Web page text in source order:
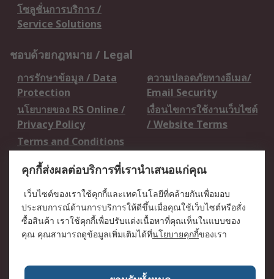
โซลูชั่นการบริการ /
Service Solutions
ชอบด้วยกฎหมาย / Legal
การรักษาข้อมูล / Data
Protection
ความปลอดภัยทางอีเมล/
Email Security
นโยบายของ RS Online /
Privacy Policy
เงื่อนไขการใช้งานเว็บไซต์
/ Website Terms
Terms and Conditions
เกี่ยวกับ RS / About RS
RS ทั่วโลก / RS
Worldwide
ข่าวประชาสัมพันธ์ / Press
Centre
บริษัทในเครือ RS /
วิธีการชำระเงิน /
เกี่ยวกับ RS / About RS
อาชีพที่ RS / Careers
คุกกี้ส่งผลต่อบริการที่เรานำเสนอแก่คุณ
เว็บไซต์ของเราใช้คุกกี้และเทคโนโลยีที่คล้ายกันเพื่อมอบ
ประสบการณ์ด้านการบริการให้ดีขึ้นเมื่อคุณใช้เว็บไซต์หรือสั่ง
ซื้อสินค้า เราใช้คุกกี้เพื่อปรับแต่งเนื้อหาที่คุณเห็นในแบบของ
คุณ คุณสามารถดูข้อมูลเพิ่มเติมได้ที่นโยบายคุกกี้ของเรา